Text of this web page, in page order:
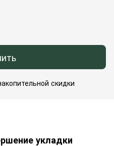
скидки
укладки